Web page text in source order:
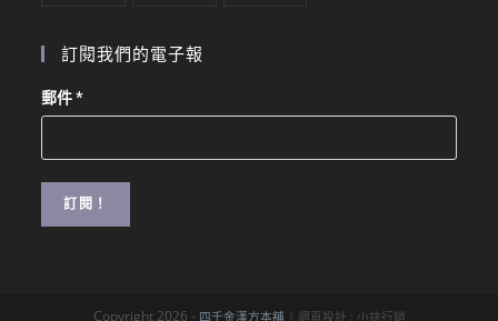
訂閱我們的電子報
郵件*
Copyright 2026 - 四千金漢方本舖 | 網頁設計 : 小訣行銷